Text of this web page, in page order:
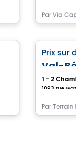
ParVia
Vendu
Prix sur
Val-
1 - 2
ParTerrain